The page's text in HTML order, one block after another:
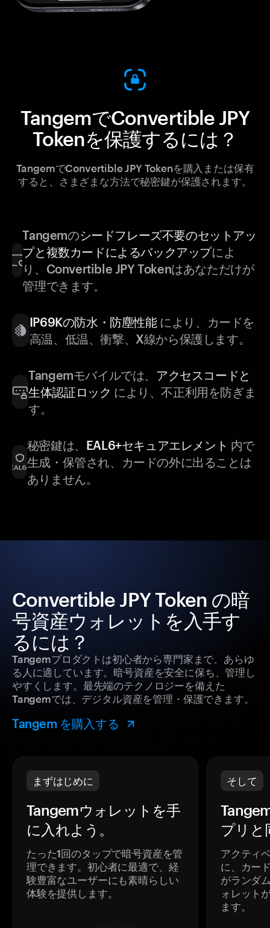
TangemでConvertible JPY
Tokenを保護するには？
TangemでConvertible JPY Tokenを購入または保有
すると、さまざまな方法で秘密鍵が保護されます。
Tangemのシードフレーズ不要のセットアッ
プと複数カードによるバックアップによ
り、Convertible JPY Tokenはあなただけが
管理できます。
IP69Kの防水・防塵性能により、カードを
高温、低温、衝撃、X線から保護します。
Tangemモバイルでは、 アクセスコードと
生体認証ロック により、不正利用を防ぎま
す。
秘密鍵は、 EAL6+セキュアエレメント 内で
生成・保管され、カードの外に出ることは
ありません。
Convertible JPY Token の暗
号資産ウォレットを入手す
るには？
Tangemプロダクトは初心者から専門家まで、あらゆ
る人に適しています。暗号資産を安全に保ち、管理し
やすくします。最先端のテクノロジーを備えた
Tangemでは、デジタル資産を管理・保護できます。
Tangem を購入する
まずはじめに
Tangemウォレットを手
に入れよう。
たった1回のタップで暗号資産を管
理できます。初心者に最適で、経
験豊富なユーザーにも素晴らしい
体験を提供します。
そして
プリと
アクティ
に、カー
がランダ
ォレット
ます。